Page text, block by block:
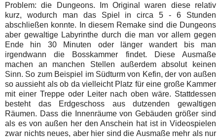
Problem: die Dungeons. Im Original waren diese relativ
kurz, wodurch man das Spiel in circa 5 - 6 Stunden
abschließen konnte. In diesem Remake sind die Dungeons
aber gewaltige Labyrinthe durch die man vor allem gegen
Ende hin 30 Minuten oder länger wandert bis man
irgendwann die Bosskammer findet. Diese Ausmaße
machen an manchen Stellen außerdem absolut keinen
Sinn. So zum Beispiel im Südturm von Kefin, der von außen
so aussieht als ob da vielleicht Platz für eine große Kammer
mit einer Treppe oder Leiter nach oben wäre. Stattdessen
besteht das Erdgeschoss aus dutzenden gewaltigen
Räumen. Dass die Innenräume von Gebäuden größer sind
als es von außen her den Anschein hat ist in Videospielen
zwar nichts neues, aber hier sind die Ausmaße mehr als nur